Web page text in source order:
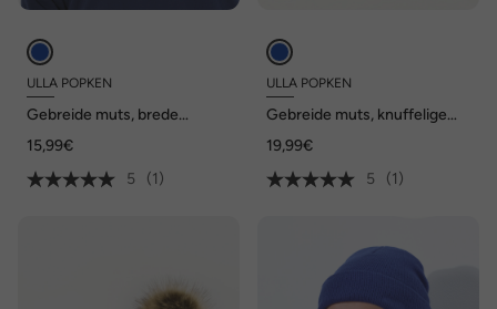
ULLA POPKEN
Gebreide muts, brede
breisel
15,99€
5
(1)
ULLA POPKEN
Gebreide muts, knuffelige
19,99€
5
(1)